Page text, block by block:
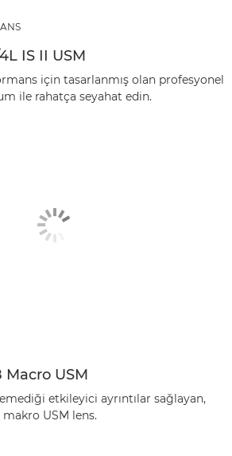
IS II USM
için tasarlanmış olan profesyonel
ile rahatça seyahat edin.
Macro USM
etkileyici ayrıntılar sağlayan,
USM lens.